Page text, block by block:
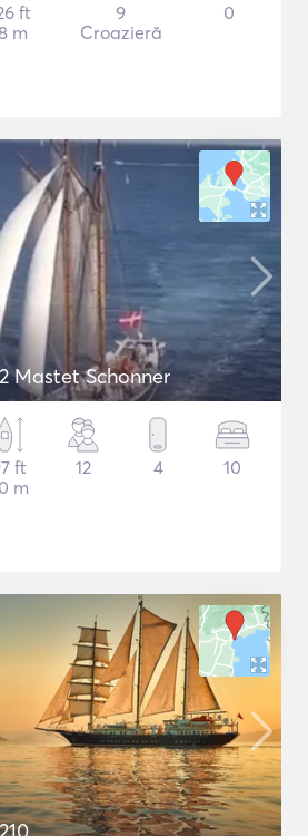
ft
8 m
9
Croazieră
0
Mastet Schonner
ft
m
12 4 10